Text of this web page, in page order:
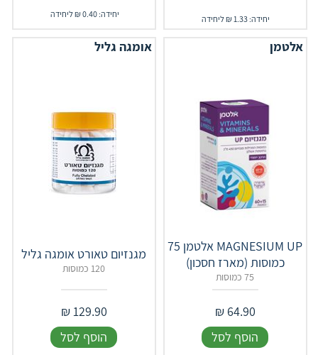
יחידה: 1.33 ₪ ליחידה יחידה: 0.40 ₪ ליחידה
אלטמן
‎‎MAGNESIUM‎ ‎UP אלטמן 75
כמוסות (מארז חסכון)
75 כמוסות
64.90
₪
הוסף לסל
אומגה גליל
מגנזיום טאורט אומגה גליל
120 כמוסות
129.90
₪
הוסף לסל